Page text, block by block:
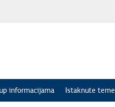
informacijama Istaknute teme